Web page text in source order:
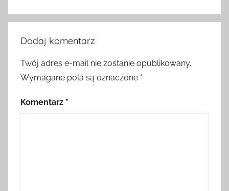
Dodaj komentarz
Twój adres e-mail nie zostanie opublikowany.
Wymagane pola są oznaczone *
Komentarz *